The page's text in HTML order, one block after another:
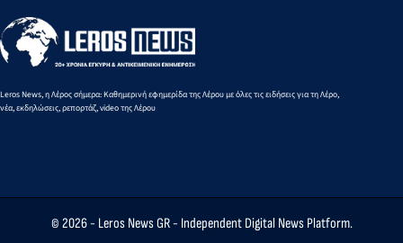
Leros News, η Λέρος σήμερα: Καθημερινή εφημερίδα της Λέρου με όλες τις ειδήσεις για τη Λέρο,
νέα, εκδηλώσεις, ρεπορτάζ, video της Λέρου
© 2026 - Leros News GR- Independent Digital News Platform.